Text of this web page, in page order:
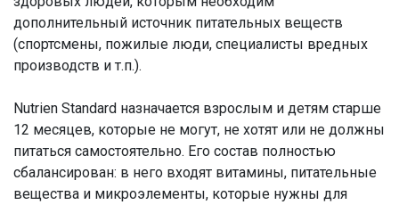
дополнительный источник питательных веществ
(спортсмены, пожилые люди, специалисты вредных
производств и т.п.).
Nutrien Standard назначается взрослым и детям старше
12 месяцев, которые не могут, не хотят или не должны
питаться самостоятельно. Его состав полностью
сбалансирован: в него входят витамины, питательные
вещества и микроэлементы, которые нужны для